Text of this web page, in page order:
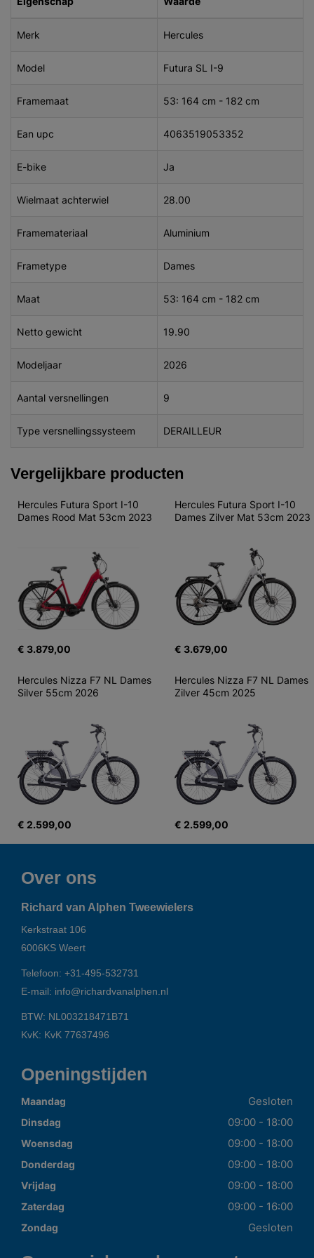
Merk Hercules
Model Futura SL I-9
Framemaat 53: 164 cm - 182 cm
Ean upc 4063519053352
E-bike Ja
Wielmaat achterwiel 28.00
Framemateriaal Aluminium
Frametype Dames
Maat 53: 164 cm - 182 cm
Netto gewicht 19.90
Modeljaar 2026
Aantal versnellingen 9
Type versnellingssysteem DERAILLEUR
Vergelijkbare producten
Hercules Futura Sport I-10
Dames Rood Mat 53cm 2023
€ 3.879,00
Hercules Futura Sport I-10
Dames Zilver Mat 53cm 2023
€ 3.679,00
Hercules Nizza F7 NL Dames
Silver 55cm 2026
€ 2.599,00
Hercules Nizza F7 NL Dames
Zilver 45cm 2025
€ 2.599,00
Over ons
Richard van Alphen Tweewielers
Kerkstraat 106
6006KS Weert
Telefoon: +31-495-532731
E-mail: info@richardvanalphen.nl
BTW: NL003218471B71
KvK: KvK 77637496
Openingstijden
Maandag Gesloten
Dinsdag 09:00 - 18:00
Woensdag 09:00 - 18:00
Donderdag 09:00 - 18:00
Vrijdag 09:00 - 18:00
Zaterdag 09:00 - 16:00
Zondag Gesloten